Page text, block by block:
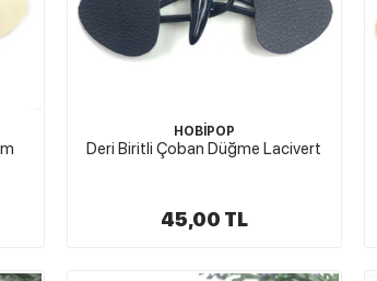
HOBİPOP
Deri Biritli Çoban Düğme Lacivert
45,00 TL